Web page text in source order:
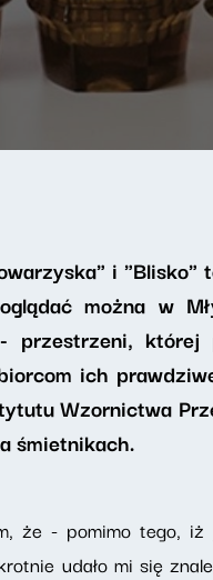
i "Blisko"
można w
przestrzeni,
ich
Wzornictwa
śmietnikach.
że - pomimo tego,
udało mi się